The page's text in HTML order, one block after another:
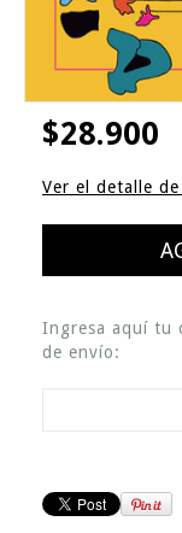
$28.900
Ver el detalle
Ingresa aquí tu
de envío: